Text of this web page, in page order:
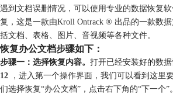
遇到文档误删情况，可以使用专业的数据恢复软
复，这是一款由Kroll Ontrack ® 出品的一款数
括文档、表格、图片、音视频等各种文件。
恢复办公文档步骤如下：
步骤一：选择恢复内容。 打开已经安装好的数
12
，进入第一个操作界面，我们可以看到这里
们选择恢复“办公文档”，点击右下角的“下一个”。